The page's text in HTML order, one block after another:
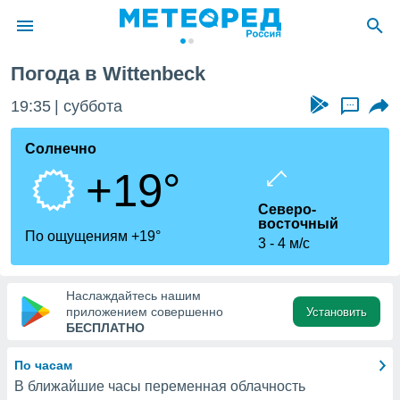
о
Вы можете
к этому
доступ
Погода в Wittenbeck
19:35 суббота ...
Солнечно
+19°
По ощущениям +19°
Северо-
восточный
3
4 м/с
Наслаждайтесь нашим
приложением совершенно
БЕСПЛАТНО
Установить
По часам
В ближайшие часы переменная облачность